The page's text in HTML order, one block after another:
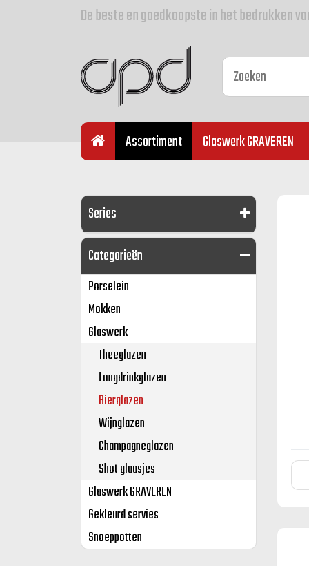
De beste en goedkoopste in het bedrukken
Assortiment Glaswerk GRAVEREN
Series
Categorieën
Porselein
Mokken
Glaswerk
Theeglazen
Longdrinkglazen
Bierglazen
Wijnglazen
Champagneglazen
Shot glaasjes
Glaswerk GRAVEREN
Gekleurd servies
Snoeppotten